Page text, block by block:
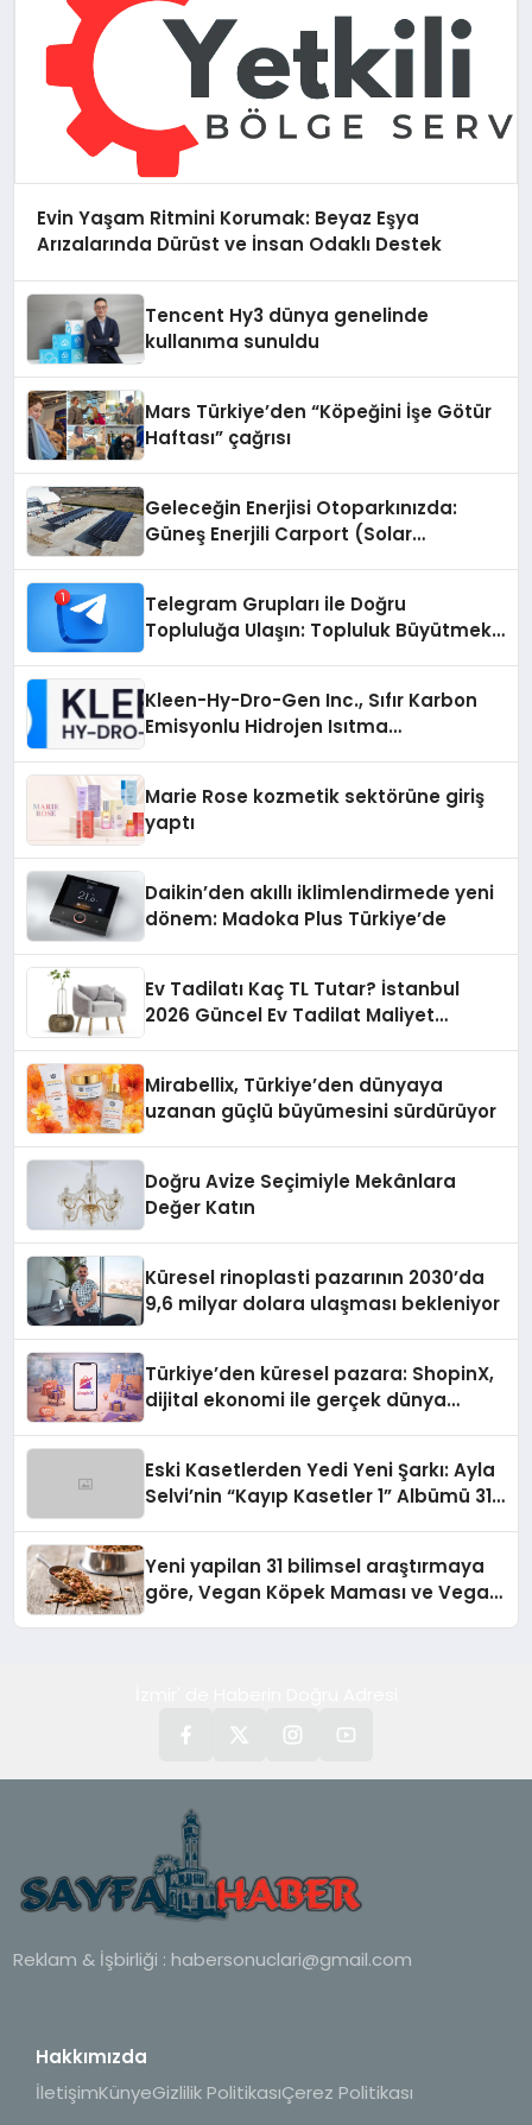
Evin Yaşam Ritmini Korumak: Beyaz Eşya
Arızalarında Dürüst ve İnsan Odaklı Destek
Tencent Hy3 dünya genelinde
kullanıma sunuldu
Mars Türkiye’den “Köpeğini İşe Götür
Haftası” çağrısı
Geleceğin Enerjisi Otoparkınızda:
Güneş Enerjili Carport (Solar
Telegram Grupları ile Doğru
Topluluğa Ulaşın: Topluluk Büyütmek
Kleen-Hy-Dro-Gen Inc., Sıfır Karbon
Emisyonlu Hidrojen Isıtma
Marie Rose kozmetik sektörüne giriş
yaptı
Daikin’den akıllı iklimlendirmede yeni
dönem: Madoka Plus Türkiye’de
Ev Tadilatı Kaç TL Tutar? İstanbul
2026 Güncel Ev Tadilat Maliyet
Mirabellix, Türkiye’den dünyaya
uzanan güçlü büyümesini sürdürüyor
Doğru Avize Seçimiyle Mekânlara
Değer Katın
Küresel rinoplasti pazarının 2030’da
9,6 milyar dolara ulaşması bekleniyor
Türkiye’den küresel pazara: ShopinX,
dijital ekonomi ile gerçek dünya
Eski Kasetlerden Yedi Yeni Şarkı: Ayla
Selvi’nin “Kayıp Kasetler 1” Albümü 31
Yeni yapilan 31 bilimsel araştırmaya
göre, Vegan Köpek Maması ve Vegan
Reklam & İşbirliği : habersonuclari@gmail.com
Hakkımızda
İletişimKünyeGizlilik PolitikasıÇerez Politikası